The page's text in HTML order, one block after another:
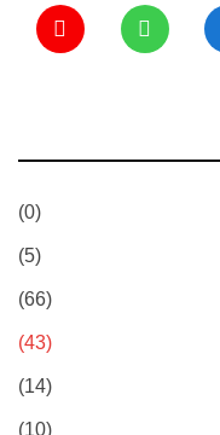
(0)
(5)
(66)
(43)
(14)
(10)